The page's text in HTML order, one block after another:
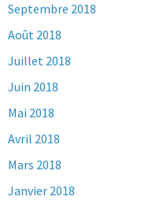
Septembre 2018
Août 2018
Juillet 2018
Juin 2018
Mai 2018
Avril 2018
Mars 2018
Janvier 2018